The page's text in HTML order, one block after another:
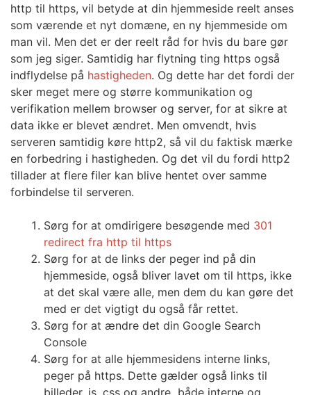
http til https, vil betyde at din hjemmeside reelt anses
som værende et nyt domæne, en ny hjemmeside om
man vil. Men det er der reelt råd for hvis du bare gør
som jeg siger. Samtidig har flytning ting https også
indflydelse på hastigheden. Og dette har det fordi der
sker meget mere og større kommunikation og
verifikation mellem browser og server, for at sikre at
data ikke er blevet ændret. Men omvendt, hvis
serveren samtidig køre http2, så vil du faktisk mærke
en forbedring i hastigheden. Og det vil du fordi http2
tillader at flere filer kan blive hentet over samme
forbindelse til serveren.
Sørg for at omdirigere besøgende med 301
redirect fra http til https
Sørg for at de links der peger ind på din
hjemmeside, også bliver lavet om til https, ikke
at det skal være alle, men dem du kan gøre det
med er det vigtigt du også får rettet.
Sørg for at ændre det din Google Search
Console
Sørg for at alle hjemmesidens interne links,
peger på https. Dette gælder også links til
billeder, js, css og andre både interne og